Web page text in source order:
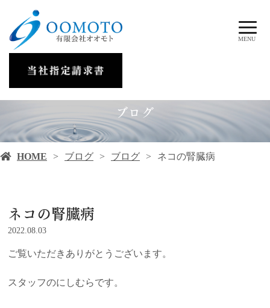
MENU
ブログ
HOME ブログ ブログ ネコの腎臓病
ネコの腎臓病
2022.08.03
ご覧いただきありがとうございます。
スタッフのにしむらです。